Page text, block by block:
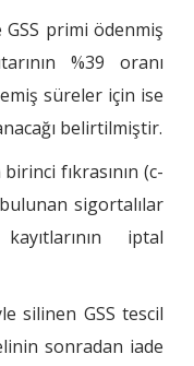
GSS primi ödenmiş
%39 oranı
süreler için ise
belirtilmiştir.
fıkrasının (c-
sigortalılar
iptal
silinen GSS tescil
sonradan iade